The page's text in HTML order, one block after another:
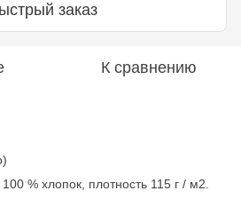
заказ
К сравнению
% хлопок, плотность 115 г / м2.